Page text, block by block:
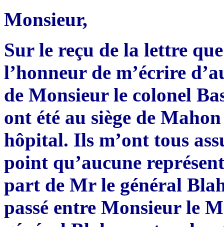
Monsieur,
Sur le reçu de la lettre
l’honneur de m’écrire
de Monsieur le colonel
ont été au siège de
hôpital. Ils m’ont tous
point qu’aucune
part de Mr le général
passé entre Monsieur le